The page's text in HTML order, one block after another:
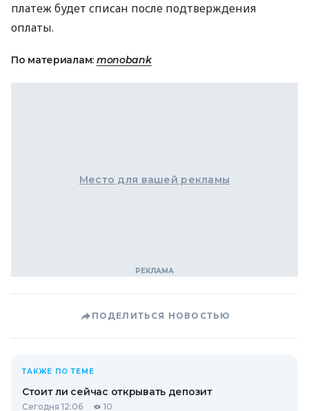
платеж будет списан после подтверждения
оплаты.
По материалам: monobank
Место для вашей рекламы
ПОДЕЛИТЬСЯ НОВОСТЬЮ
ТАКЖЕ ПО ТЕМЕ
Стоит ли сейчас открывать депозит
Сегодня 12:06 10